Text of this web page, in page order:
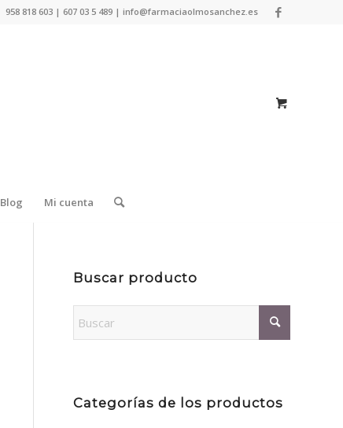
958 818 603 | 607 03 5 489 | info@farmaciaolmosanchez.es
Blog Mi cuenta
Buscar producto
Categorías de los productos